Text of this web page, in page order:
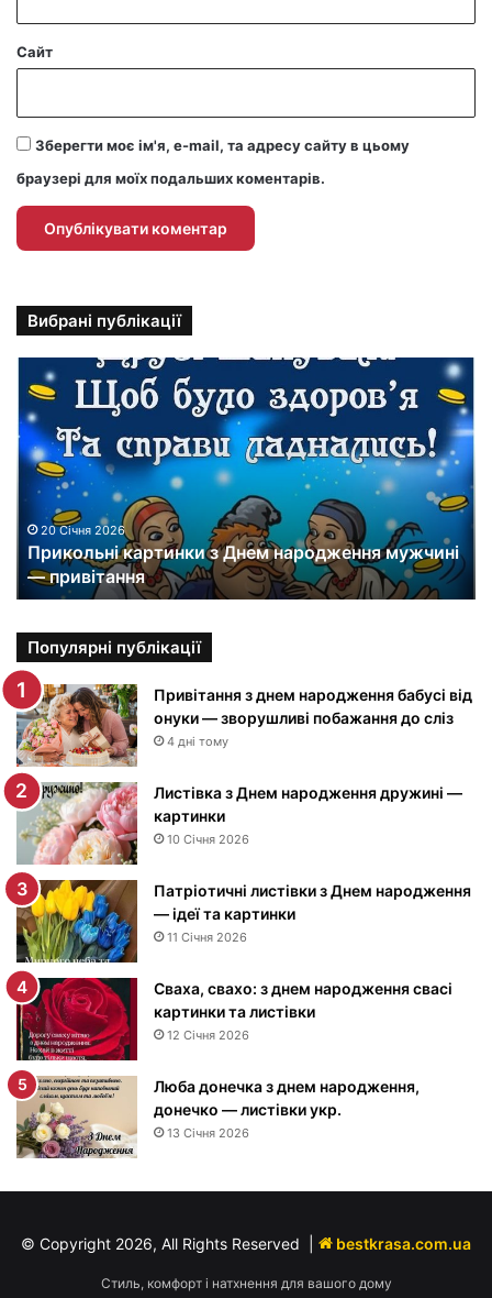
Сайт
Зберегти моє ім'я, e-mail, та адресу сайту в цьому
браузері для моїх подальших коментарів.
Вибрані публікації
и
к
о
а
и
н
к
и
з
Д
н
е
н
а
р
о
д
ж
е
н
н
я
у
ж
20 Січня 2026
Прикольні картинки з Днем народження мужчині
— привітання
Популярні публікації
Привітання з днем народження бабусі від
онуки — зворушливі побажання до сліз
4 дні тому
Листівка з Днем народження дружині —
картинки
10 Січня 2026
Патріотичні листівки з Днем народження
— ідеї та картинки
11 Січня 2026
Сваха, свахо: з днем народження свасі
картинки та листівки
12 Січня 2026
Люба донечка з днем народження,
донечко — листівки укр.
13 Січня 2026
© Copyright 2026, All Rights Reserved | bestkrasa.com.ua
Стиль, комфорт і натхнення для вашого дому